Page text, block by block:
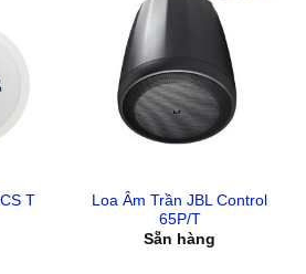
T
Loa Âm Trần JBL Control
65P/T
Sẵn hàng